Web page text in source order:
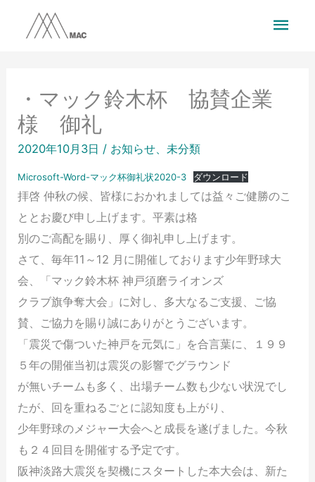
・マック鈴木杯 協賛企業
様 御礼
2020年10月3日 / お知らせ、未分類
Microsoft-Word-マック杯御礼状2020-3 ダウンロード
拝啓 仲秋の候、皆様におかれましては益々ご健勝のこ
ととお慶び申し上げます。平素は格
別のご高配を賜り、厚く御礼申し上げます。
さて、毎年11～12 月に開催しております少年野球大
会、「マック鈴木杯 神戸須磨ライオンズ
クラブ旗争奪大会」に対し、多大なるご支援、ご協
賛、ご協力を賜り誠にありがとうございます。
「震災で傷ついた神戸を元気に」を合言葉に、１９９
５年の開催当初は震災の影響でグラウンド
が無いチームも多く、出場チーム数も少ない状況でし
たが、回を重ねるごとに認知度も上がり、
少年野球のメジャー大会へと成長を遂げました。今秋
も２４回目を開催する予定です。
阪神淡路大震災を契機にスタートした本大会は、新た